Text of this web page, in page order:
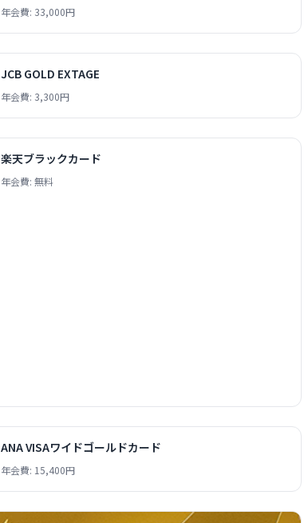
年会費: 33,000円
JCB GOLD EXTAGE
年会費: 3,300円
楽天ブラックカード
年会費: 無料
ANA VISAワイドゴールドカード
年会費: 15,400円